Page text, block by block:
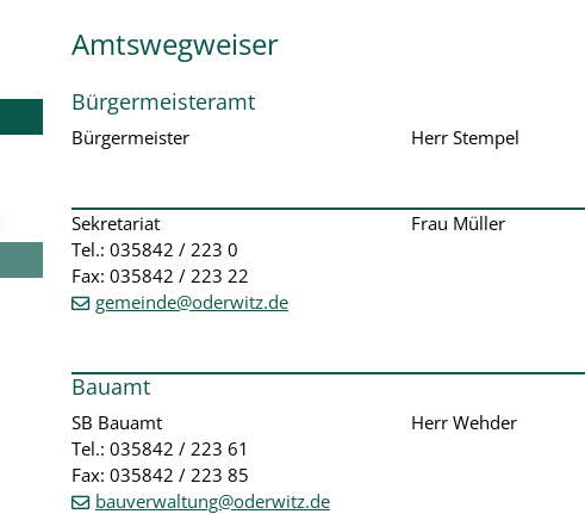
Amtswegweiser
Bürgermeisteramt
Bürgermeister Herr Stempel
Sekretariat
Tel.: 035842 / 223 0
Fax: 035842 / 223 22
gemeinde@oderwitz.de
Frau Müller
Bauamt
SB Bauamt
Tel.: 035842 / 223 61
Fax: 035842 / 223 85
bauverwaltung@oderwitz.de
Herr Wehder